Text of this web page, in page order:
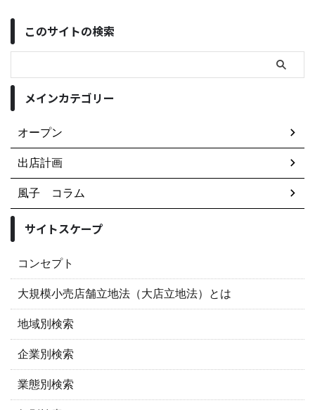
このサイトの検索
メインカテゴリー
オープン
出店計画
風子 コラム
サイトスケープ
コンセプト
大規模小売店舗立地法（大店立地法）とは
地域別検索
企業別検索
業態別検索